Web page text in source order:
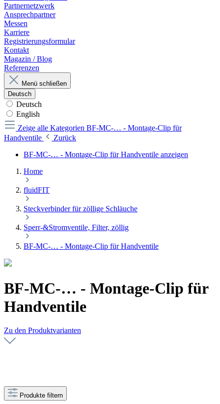
Partnernetzwerk
Ansprechpartner
Messen
Karriere
Registrierungsformular
Kontakt
Magazin / Blog
Referenzen
Menü schließen
Deutsch
Deutsch
English
Zeige alle Kategorien BF-MC-… - Montage-Clip für
Handventile
Zurück
BF-MC-… - Montage-Clip für Handventile anzeigen
Home
fluidFIT
Steckverbinder für zöllige Schläuche
Sperr-&Stromventile, Filter, zöllig
BF-MC-… - Montage-Clip für Handventile
BF-MC-… - Montage-Clip für
Handventile
Zu den Produktvarianten
Produkte filtern